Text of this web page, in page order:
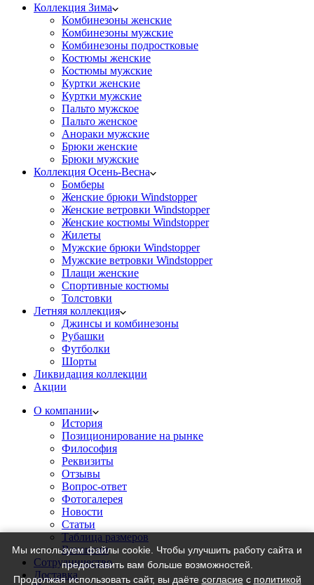
Коллекция Зима
Комбинезоны женские
Комбинезоны мужские
Комбинезоны подростковые
Костюмы женские
Костюмы мужские
Куртки женские
Куртки мужские
Пальто мужское
Пальто женское
Анораки мужские
Брюки женские
Брюки мужские
Коллекция Осень-Весна
Бомберы
Женские брюки Windstopper
Женские ветровки Windstopper
Женские костюмы Windstopper
Жилеты
Мужские брюки Windstopper
Мужские ветровки Windstopper
Плащи женские
Спортивные костюмы
Толстовки
Летняя коллекция
Джинсы и комбинезоны
Рубашки
Футболки
Шорты
Ликвидация коллекции
Акции
О компании
История
Позиционирование на рынке
Философия
Реквизиты
Отзывы
Вопрос-ответ
Фотогалерея
Новости
Статьи
Таблица размеров
Вакансии
Сотрудничество
Доставка
Мы используем файлы cookie. Чтобы улучшить работу сайта и
предоставить вам больше возможностей.
Продолжая использовать сайт, вы даёте согласиес политикой